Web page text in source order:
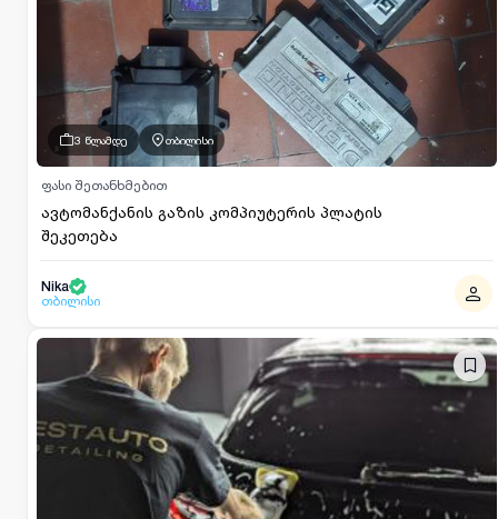
3 წლამდე თბილისი
ავტომანქანის გაზის კომპიუტერის პლატის
შეკეთება
ფასი შეთანხმებით
Nika
თბილისი